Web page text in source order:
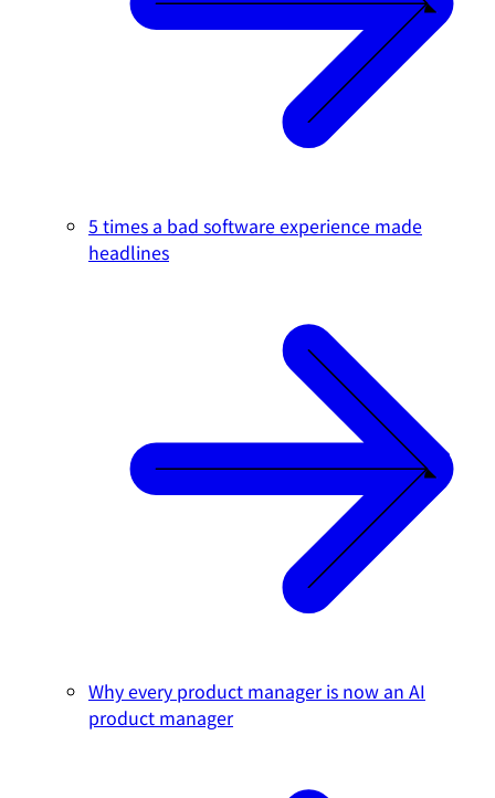
5 times a bad software experience made
headlines
Why every product manager is now an AI
product manager